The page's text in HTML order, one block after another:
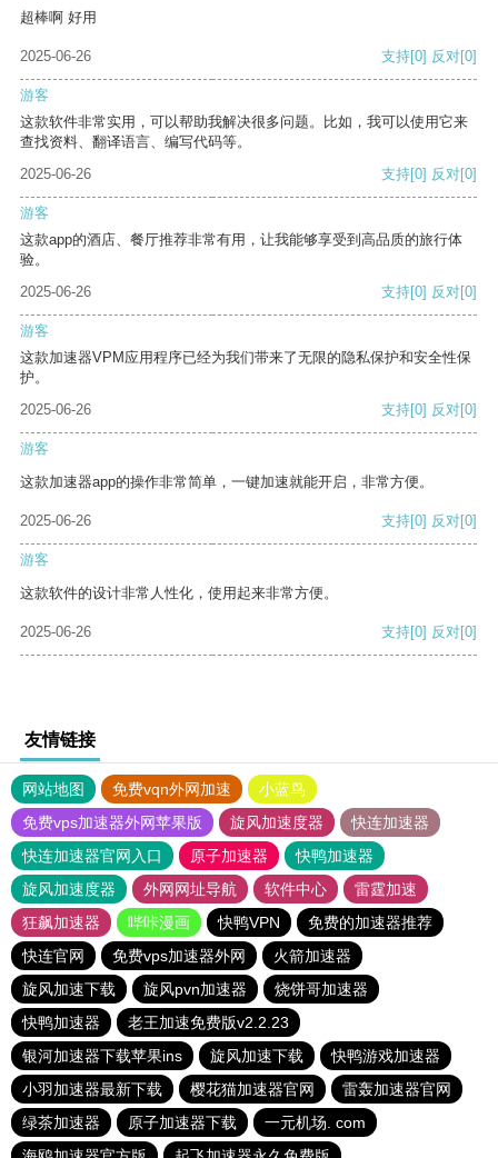
超棒啊 好用
2025-06-26 支持[0] 反对[0]
游客
这款软件非常实用，可以帮助我解决很多问题。比如，我可以使用它来
查找资料、翻译语言、编写代码等。
2025-06-26
支持[0] 反对[0]
游客
这款app的酒店、餐厅推荐非常有用，让我能够享受到高品质的旅行体
验。
2025-06-26
支持[0] 反对[0]
游客
这款加速器VPM应用程序已经为我们带来了无限的隐私保护和安全性保
护。
2025-06-26
支持[0] 反对[0]
游客
这款加速器app的操作非常简单，一键加速就能开启，非常方便。
2025-06-26 支持[0] 反对[0]
游客
这款软件的设计非常人性化，使用起来非常方便。
2025-06-26 支持[0] 反对[0]
友情链接
网站地图 免费vqn外网加速
小蓝鸟
免费vps加速器外网苹果版
旋风加速度器
快连加速器
快连加速器官网入口
原子加速器
快鸭加速器
旋风加速度器
外网网址导航 软件中心
雷霆加速
狂飙加速器
哔咔漫画 快鸭VPN
免费的加速器推荐
快连官网
免费vps加速器外网
火箭加速器
旋风加速下载
旋风pvn加速器
烧饼哥加速器
快鸭加速器
老王加速免费版v2.2.23
银河加速器下载苹果ins
旋风加速下载
快鸭游戏加速器
小羽加速器最新下载
樱花猫加速器官网
雷轰加速器官网
绿茶加速器
原子加速器下载
一元机场. com